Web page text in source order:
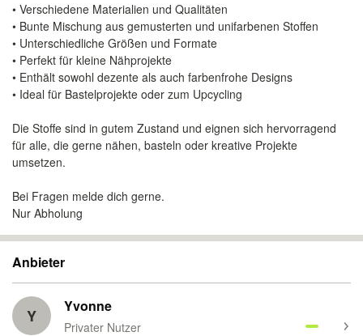
• Verschiedene Materialien und Qualitäten
• Bunte Mischung aus gemusterten und unifarbenen Stoffen
• Unterschiedliche Größen und Formate
• Perfekt für kleine Nähprojekte
• Enthält sowohl dezente als auch farbenfrohe Designs
• Ideal für Bastelprojekte oder zum Upcycling
Die Stoffe sind in gutem Zustand und eignen sich hervorragend
für alle, die gerne nähen, basteln oder kreative Projekte
umsetzen.
Bei Fragen melde dich gerne.
Nur Abholung
Anbieter
Y Yvonne
Privater Nutzer